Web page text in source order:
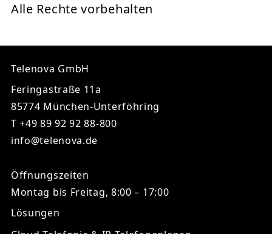
Alle Rechte vorbehalten
Telenova GmbH
Feringastraße 11a
85774 München-Unterföhring
T+49 89 92 92 88-800
info@telenova.de
Öffnungszeiten
Montag bis Freitag, 8:00 – 17:00
Lösungen